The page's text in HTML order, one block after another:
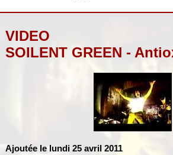
VIDEO
SOILENT GREEN -
Ajoutée le lundi 25 avril 2011